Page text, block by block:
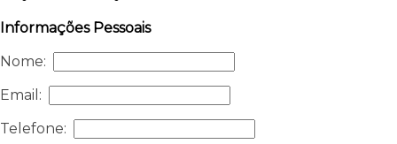
Informações Pessoais
Nome:
Email:
Telefone: